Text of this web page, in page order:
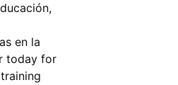
en la
today for